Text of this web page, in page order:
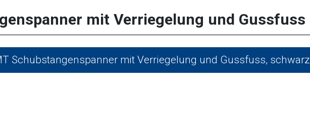
mit Verriegelung und Gussfuss
Schubstangenspanner mit Verriegelung und Gussfuss, schwarz